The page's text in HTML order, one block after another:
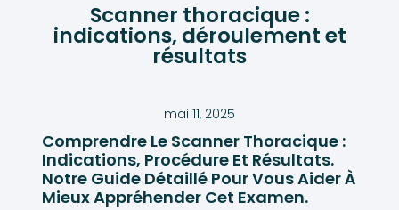
Scanner thoracique :
indications, déroulement et
résultats
mai 11, 2025
Comprendre Le Scanner Thoracique :
Indications, Procédure Et Résultats.
Notre Guide Détaillé Pour Vous Aider À
Mieux Appréhender Cet Examen.